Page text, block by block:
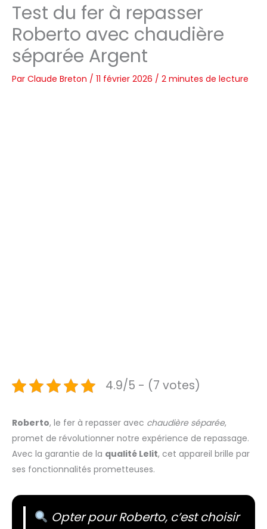
Test du fer à repasser
Roberto avec chaudière
séparée Argent
Par Claude Breton / 11 février 2026 / 2 minutes de lecture
4.9/5 - (7 votes)
Roberto, le fer à repasser avec chaudière séparée,
promet de révolutionner notre expérience de repassage.
Avec la garantie de la qualité Lelit, cet appareil brille par
ses fonctionnalités prometteuses.
Opter pour Roberto, c’est choisir